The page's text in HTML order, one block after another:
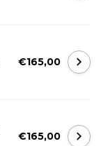
€165,00
€165,00